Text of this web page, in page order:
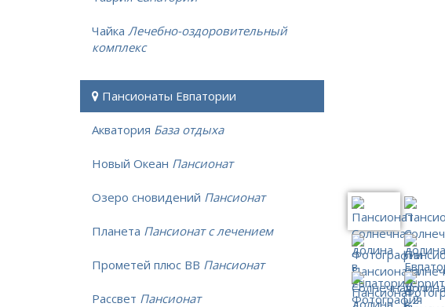
Чайка Лечебно-оздоровительный
комплекс
Пансионаты Евпатории
Акватория База отдыха
Новый Океан Пансионат
Озеро сновидений Пансионат
Планета Пансионат с лечением
Прометей плюс ВВ Пансионат
Рассвет Пансионат